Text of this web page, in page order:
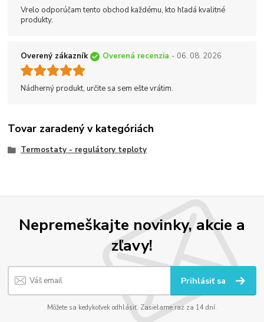
Vrelo odporúčam tento obchod každému, kto hľadá kvalitné
produkty.
Overený zákazník Overená recenzia - 06. 08. 2026
Nádherný produkt, určite sa sem ešte vrátim.
Tovar zaradený v kategóriách
Termostaty - regulátory teploty
Nepremeškajte novinky, akcie a
zľavy!
Prihlásiť sa
Môžete sa kedykoľvek odhlásiť. Zasielame raz za 14 dní.